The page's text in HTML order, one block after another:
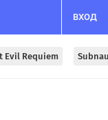
ВХОД
Evil Requiem